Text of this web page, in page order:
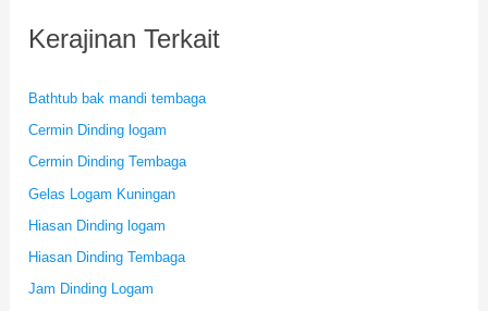
Kerajinan Terkait
Bathtub bak mandi tembaga
Cermin Dinding logam
Cermin Dinding Tembaga
Gelas Logam Kuningan
Hiasan Dinding logam
Hiasan Dinding Tembaga
Jam Dinding Logam